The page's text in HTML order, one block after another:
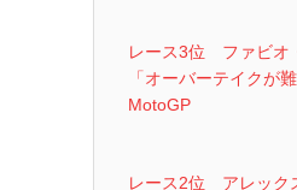
レース3位 ファビオ
「オーバーテイクが
MotoGP
レース2位 アレック